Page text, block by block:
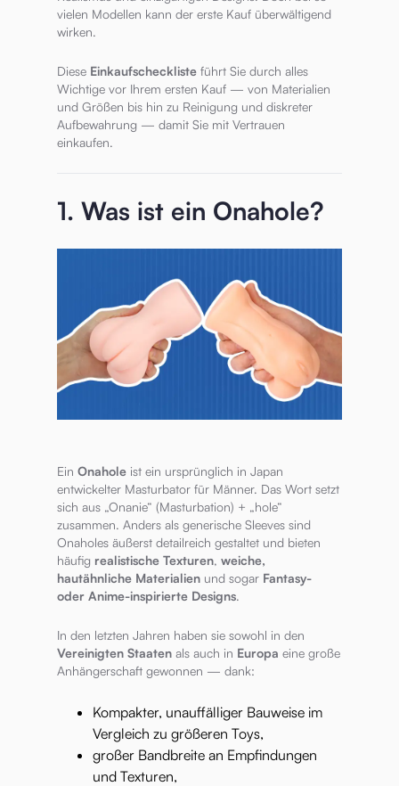
vielen Modellen kann der erste Kauf überwältigend
wirken.
Diese Einkaufscheckliste führt Sie durch alles
Wichtige vor Ihrem ersten Kauf — von Materialien
und Größen bis hin zu Reinigung und diskreter
Aufbewahrung — damit Sie mit Vertrauen
einkaufen.
1. Was ist ein Onahole?
Ein Onahole ist ein ursprünglich in Japan
entwickelter Masturbator für Männer. Das Wort setzt
sich aus „Onanie“ (Masturbation) + „hole“
zusammen. Anders als generische Sleeves sind
Onaholes äußerst detailreich gestaltet und bieten
häufig realistische Texturen, weiche,
hautähnliche Materialien und sogar Fantasy-
oder Anime-inspirierte Designs.
In den letzten Jahren haben sie sowohl in den
Vereinigten Staaten als auch in Europa eine große
Anhängerschaft gewonnen — dank:
Kompakter, unauffälliger Bauweise im
Vergleich zu größeren Toys,
großer Bandbreite an Empfindungen
und Texturen,